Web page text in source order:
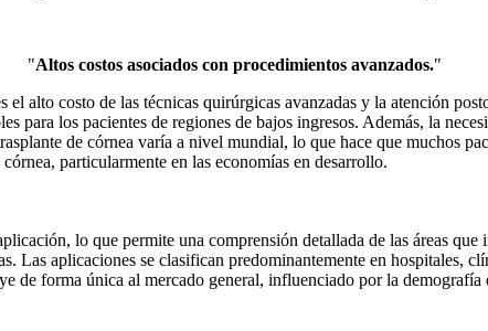
"Altos costos asociados con procedimientos avanzados."
el alto costo de las técnicas quirúrgicas avanzadas y la atención
para los pacientes de regiones de bajos ingresos. Además, la
de córnea varía a nivel mundial, lo que hace que muchos
particularmente en las economías en desarrollo.
lo que permite una comprensión detallada de las áreas
Las aplicaciones se clasifican predominantemente en hospitales,
de forma única al mercado general, influenciado por la